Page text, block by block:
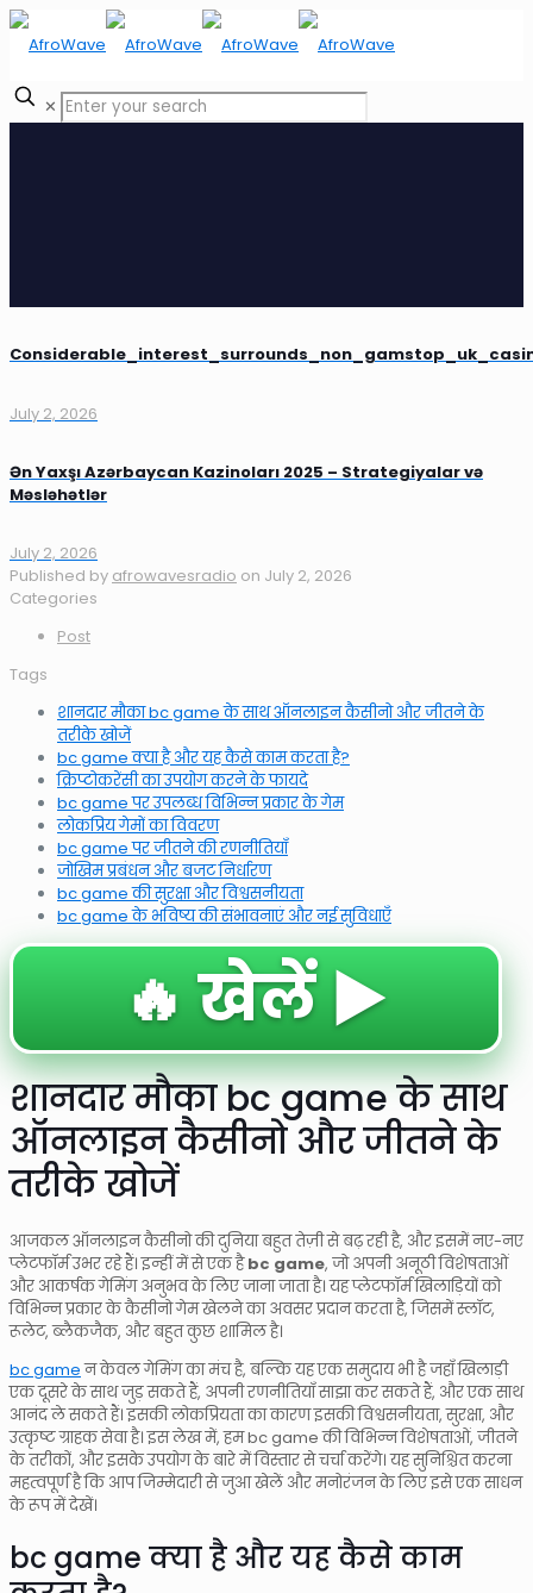
✕
July 2, 2026
Ən Yaxşı Azərbaycan Kazinoları 2025 – Strategiyalar və
Məsləhətlər
July 2, 2026
Published by afrowavesradio on July 2, 2026
Categories
Post
Tags
शानदार मौका bc game के साथ ऑनलाइन कैसीनो और जीतने के
तरीके खोजें
bc game क्या है और यह कैसे काम करता है?
क्रिप्टोकरेंसी का उपयोग करने के फायदे
bc game पर उपलब्ध विभिन्न प्रकार के गेम
लोकप्रिय गेमों का विवरण
bc game पर जीतने की रणनीतियाँ
जोखिम प्रबंधन और बजट निर्धारण
bc game की सुरक्षा और विश्वसनीयता
bc game के भविष्य की संभावनाएं और नई सुविधाएँ
🔥 खेलें ▶️
शानदार मौका bc game के साथ
ऑनलाइन कैसीनो और जीतने के
तरीके खोजें
आजकल ऑनलाइन कैसीनो की दुनिया बहुत तेज़ी से बढ़ रही है, और इसमें नए-नए
प्लेटफॉर्म उभर रहे हैं। इन्हीं में से एक हैbc game, जो अपनी अनूठी विशेषताओं
और आकर्षक गेमिंग अनुभव के लिए जाना जाता है। यह प्लेटफॉर्म खिलाड़ियों को
विभिन्न प्रकार के कैसीनो गेम खेलने का अवसर प्रदान करता है, जिसमें स्लॉट,
रूलेट, ब्लैकजैक, और बहुत कुछ शामिल है।
bc gameन केवल गेमिंग का मंच है, बल्कि यह एक समुदाय भी है जहाँ खिलाड़ी
एक दूसरे के साथ जुड़ सकते हैं, अपनी रणनीतियाँ साझा कर सकते हैं, और एक साथ
आनंद ले सकते हैं। इसकी लोकप्रियता का कारण इसकी विश्वसनीयता, सुरक्षा, और
उत्कृष्ट ग्राहक सेवा है। इस लेख में, हम bc game की विभिन्न विशेषताओं, जीतने
के तरीकों, और इसके उपयोग के बारे में विस्तार से चर्चा करेंगे। यह सुनिश्चित करना
महत्वपूर्ण है कि आप जिम्मेदारी से जुआ खेलें और मनोरंजन के लिए इसे एक साधन
के रूप में देखें।
bc game क्या है और यह कैसे काम